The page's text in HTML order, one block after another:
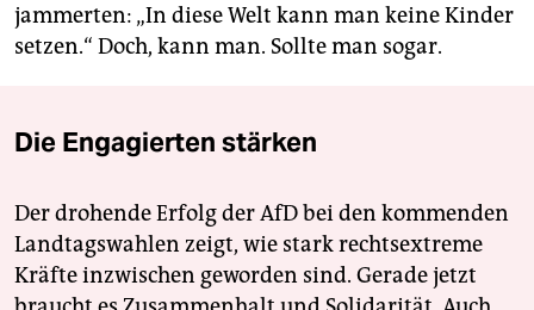
jammerten: „In diese Welt kann man keine Kinder
setzen.“ Doch, kann man. Sollte man sogar.
Die Engagierten stärken
Der drohende Erfolg der AfD bei den kommenden
Landtagswahlen zeigt, wie stark rechtsextreme
Kräfte inzwischen geworden sind. Gerade jetzt